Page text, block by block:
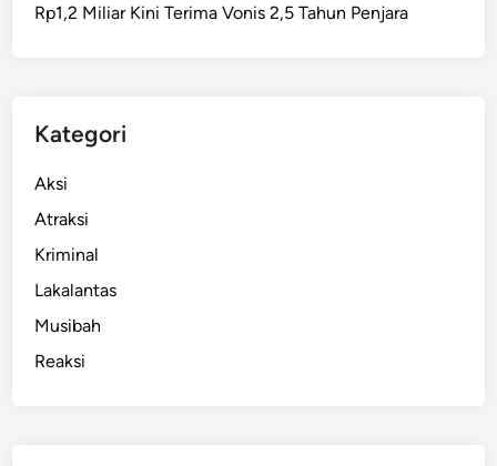
Rp1,2 Miliar Kini Terima Vonis 2,5 Tahun Penjara
Kategori
Aksi
Atraksi
Kriminal
Lakalantas
Musibah
Reaksi